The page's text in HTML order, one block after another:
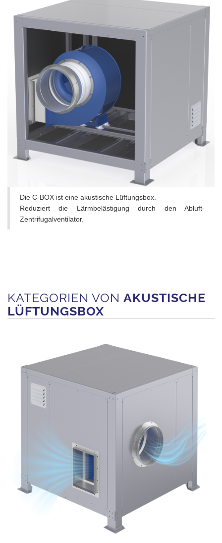
Die C-BOX ist eine akustische Lüftungsbox.
Reduziert die Lärmbelästigung durch den Abluft-
Zentrifugalventilator.
KATEGORIEN VON AKUSTISCHE
LÜFTUNGSBOX